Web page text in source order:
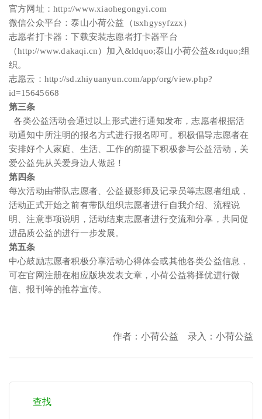
官方网址：http://www.xiaohegongyi.com
微信公众平台：泰山小荷公益（tsxhgysyfzzx）
志愿者打卡器：下载安装志愿者打卡器平台
（http://www.dakaqi.cn）加入&ldquo;泰山小荷公益&rdquo;组
织。
志愿云：http://sd.zhiyuanyun.com/app/org/view.php?
id=15645668
第三条
各类公益活动会通过以上形式进行通知发布，志愿者根据活
动通知中所注明的报名方式进行报名即可。积极倡导志愿者在
安排好个人家庭、生活、工作的前提下积极参与公益活动，关
爱公益先从关爱身边人做起！
第四条
每次活动由带队志愿者、公益摄影师及记录员等志愿者组成，
活动正式开始之前有带队组织志愿者进行自我介绍、流程说
明、注意事项说明，活动结束志愿者进行交流和分享，共同促
进品质公益的进行一步发展。
第五条
中心鼓励志愿者积极分享活动心得体会或其他各类公益信息，
可在官网注册在相应版块发表文章，小荷公益将择优进行微
信、报刊等的推荐宣传。
作者：小荷公益 录入：小荷公益
查找